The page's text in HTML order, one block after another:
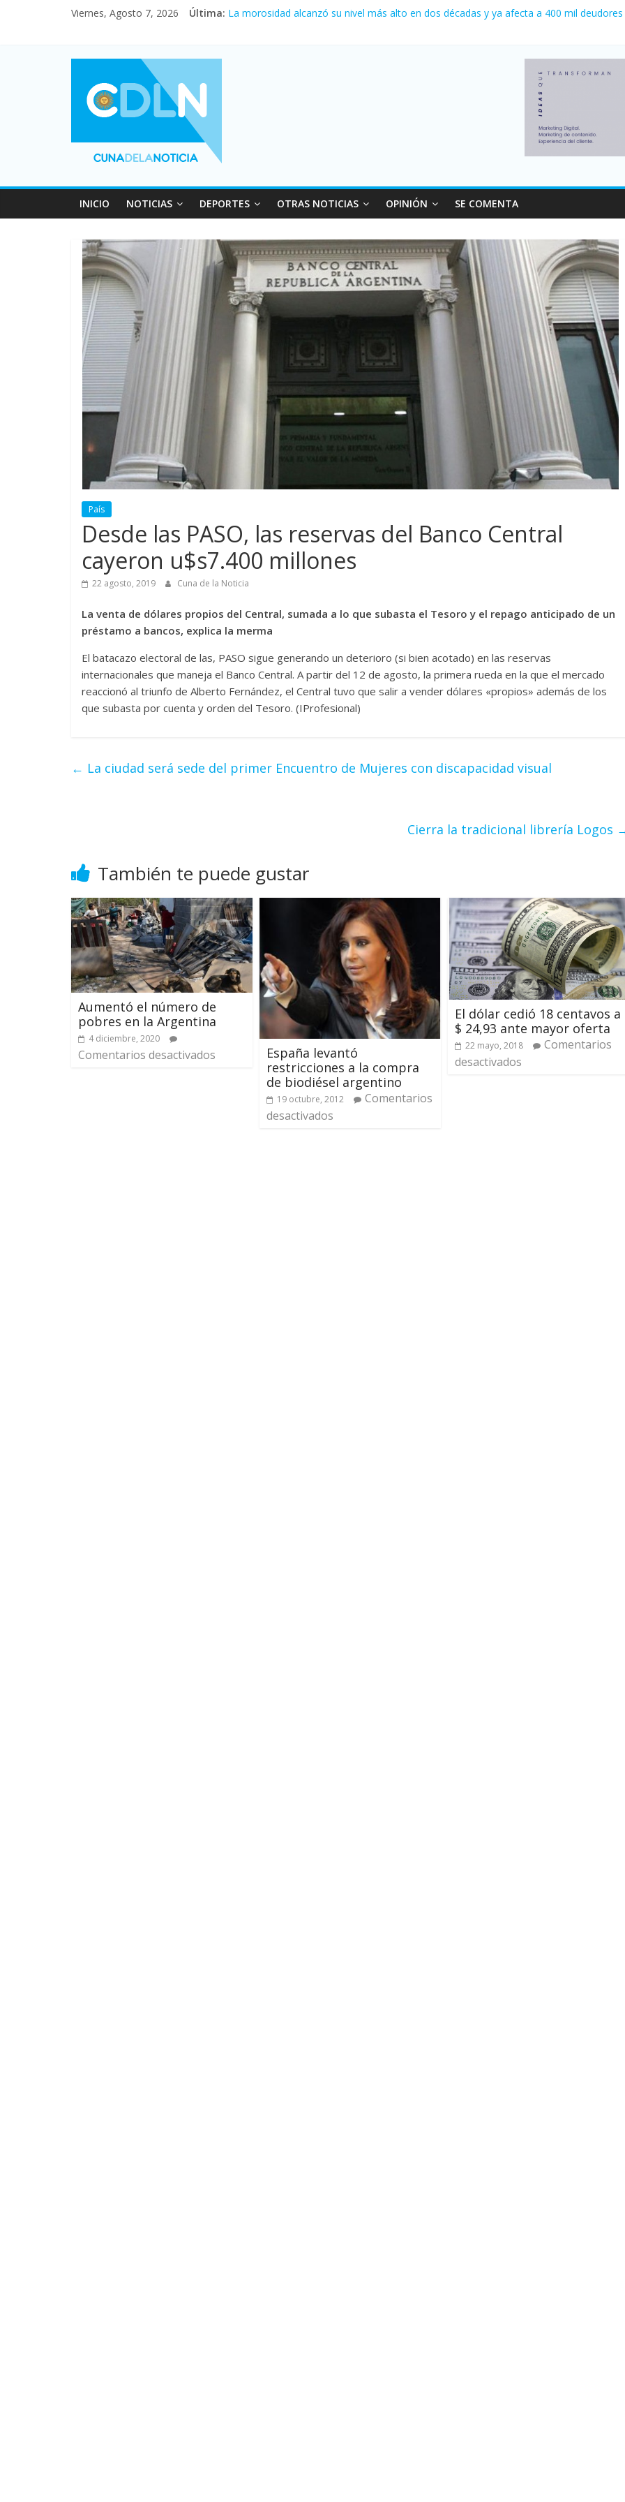
Viernes, Agosto 7, 2026 Última: Central venció 1 a 0 al River de Coudet en el Monumental
Vacaciones de invierno con más movimiento y consumo turístico: 4,6 millones de
Fuerte caída de la venta de autos usados en julio: bajó un 12,6% interanual
INICIO NOTICIAS DEPORTES OTRAS NOTICIAS OPINIÓN SE COMENTA
País
Desde las PASO, las reservas del Banco Central
cayeron u$s7.400 millones
22 agosto, 2019 Cuna de la Noticia
La venta de dólares propios del Central, sumada a lo que subasta el Tesoro y el repago anticipado de un
préstamo a bancos, explica la merma
El batacazo electoral de las, PASO sigue generando un deterioro (si bien acotado) en las reservas
internacionales que maneja el Banco Central. A partir del 12 de agosto, la primera rueda en la que el mercado
reaccionó al triunfo de Alberto Fernández, el Central tuvo que salir a vender dólares «propios» además de los
que subasta por cuenta y orden del Tesoro. (IProfesional)
← La ciudad será sede del primer Encuentro de Mujeres con discapacidad visual
Cierra la tradicional librería Logos
También te puede gustar
Aumentó el número de
pobres en la Argentina
4 diciembre, 2020
Comentarios desactivados
España levantó
restricciones a la compra
de biodiésel argentino
19 octubre, 2012
Comentarios
desactivados
El dólar cedió 18 centavos a
$ 24,93 ante mayor oferta
22 mayo, 2018
Comentarios
desactivados